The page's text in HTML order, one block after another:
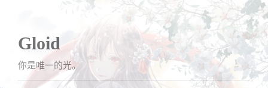
Gloid
你是唯一的光。